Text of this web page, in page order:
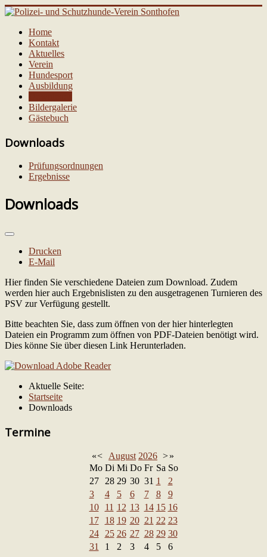
Home
Kontakt
Aktuelles
Verein
Hundesport
Ausbildung
Bildergalerie
Gästebuch
Downloads
Prüfungsordnungen
Ergebnisse
Downloads
Drucken
E-Mail
Hier finden Sie verschiedene Dateien zum Download. Zudem
werden hier auch Ergebnislisten zu den ausgetragenen Turnieren des
PSV zur Verfügung gestellt.
Bitte beachten Sie, dass zum öffnen von der hier hinterlegten
Dateien ein Programm zum öffnen von PDF-Dateien benötigt wird.
Dies könne Sie über diesen Link Herunterladen.
Aktuelle Seite:
Startseite
Downloads
Termine
«< August 2026 >»
Mo Di Mi Do Fr Sa So
27
28 29 30 31 1
2
3
4 5 6 7 8
9
10
11 12 13 14 15 16
17
18 19 20 21 22 23
24
25 26 27 28 29 30
31
1 2 3 4 5 6